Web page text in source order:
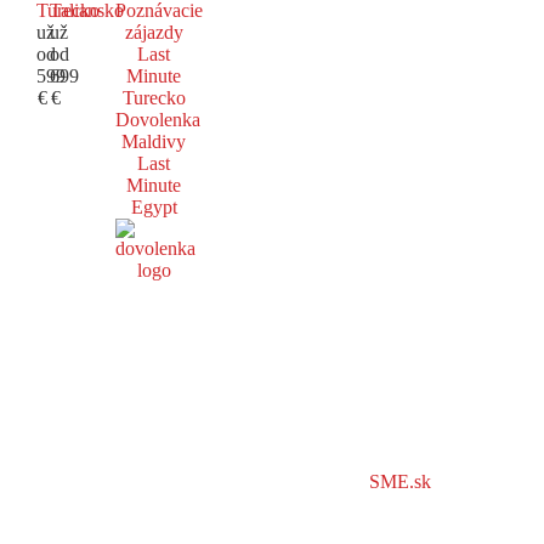
Turecko
už
od
599
€
Taliansko
už
od
699
€
Poznávacie
zájazdy
Last
Minute
Turecko
Dovolenka
Maldivy
Last
Minute
Egypt
SME.sk